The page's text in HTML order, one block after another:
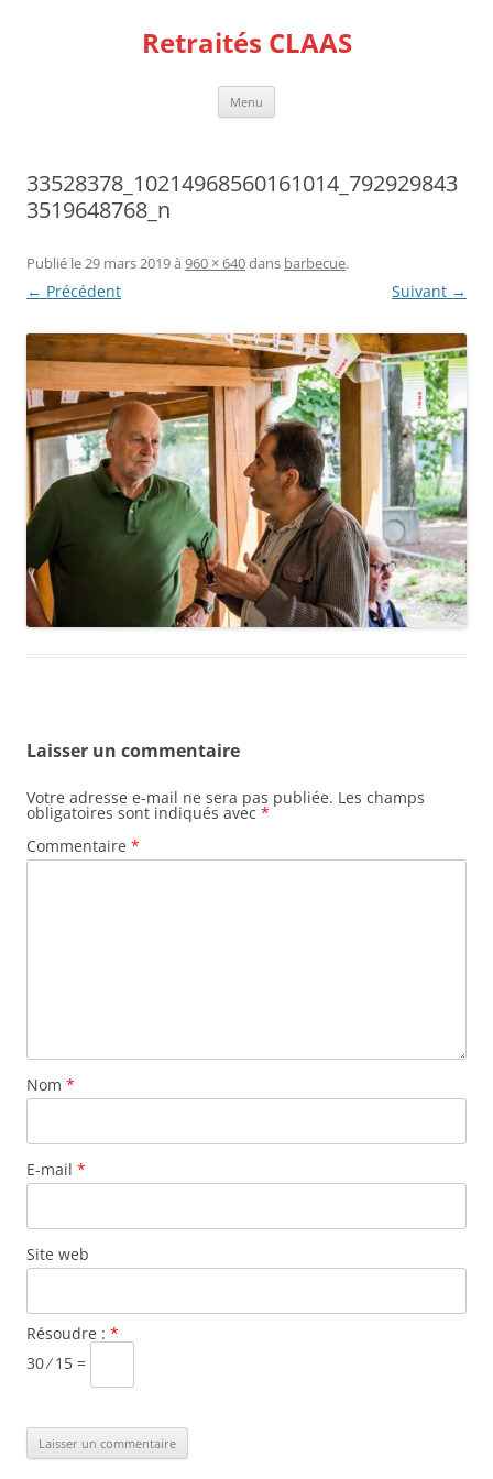
Retraités CLAAS
Menu
33528378_10214968560161014_792929843
3519648768_n
Publié le29 mars 2019à 960 × 640dans barbecue.
← Précédent Suivant →
Laisser un commentaire
Votre adresse e-mail ne sera pas publiée. Les champs
obligatoires sont indiqués avec *
Commentaire *
Nom *
E-mail *
Site web
Résoudre : *
30 ⁄ 15 =